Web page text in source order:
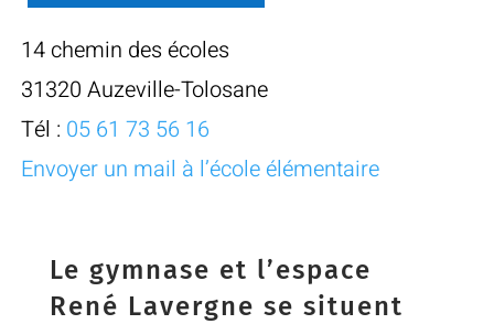
14 chemin des écoles
31320 Auzeville-Tolosane
Tél : 05 61 73 56 16
Envoyer un mail à l’école élémentaire
Le gymnase et l’espace
René Lavergne se situent